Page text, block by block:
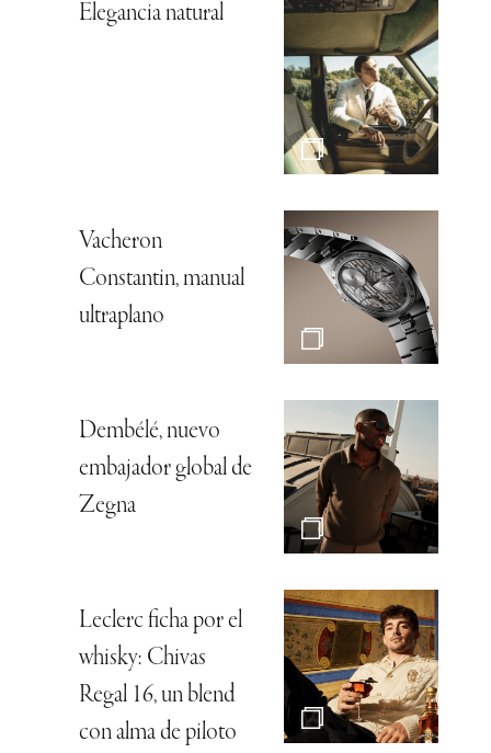
Elegancia natural
Vacheron
Constantin, manual
ultraplano
Dembélé, nuevo
embajador global de
Zegna
Leclerc ficha por el
whisky: Chivas
Regal 16, un blend
con alma de piloto